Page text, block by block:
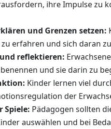
ihre Impulse zu
und Grenzen setzen:
erfahren und sich daran
reflektieren:
und sie darin zu
Kinder lernen viel
der
Spiele: Pädagogen sollten
auswählen und bei